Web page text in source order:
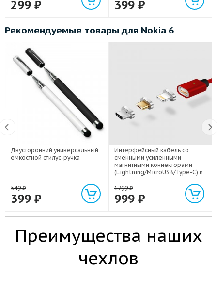
299 ₽ 399 ₽
Рекомендуемые товары для Nokia 6
Двусторонний универсальный
емкостной стилус-ручка
549₽
399 ₽
Интерфейсный кабель со
сменными усиленными
магнитными коннекторами
(Lightning/MicroUSB/Type-C) и
световым индикатором 1м
1799₽
999 ₽
Преимущества наших
чехлов